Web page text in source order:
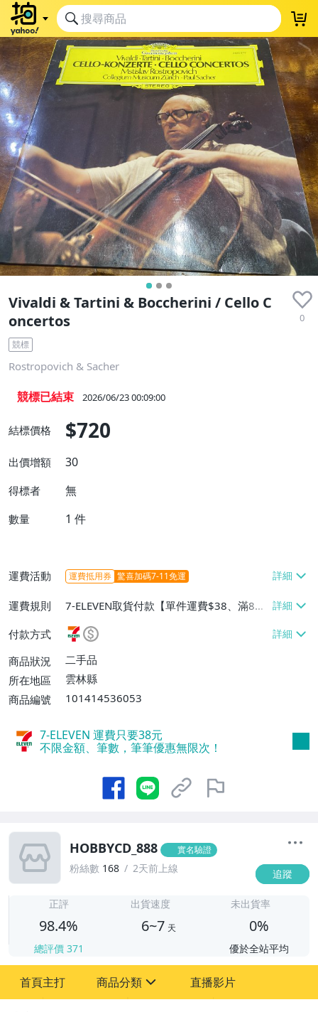
Vivaldi & Tartini & Boccherini / Cello C
oncertos
0
競標
Rostropovich & Sacher
競標已結束 2026/06/23 00:09:00
結標價格 $720
出價增額 30
得標者 無
數量 1 件
運費活動 運費抵用券 驚喜加碼7-11免運
運費規則
7-ELEVEN取貨付款【單件運費$38、滿8件
或消費滿$5000免運費】、宅配/貨運【單
件運費$160、滿8件或消費滿$5000免運
費】、郵局掛號【單件運費$80、滿8件或
消費滿$5000免運費】
付款方式
商品狀況
二手品
所在地區
雲林縣
商品編號
101414536053
7-ELEVEN 運費只要38元
不限金額、筆數，筆筆優惠無限次！
HOBBYCD_888 實名驗證
粉絲數 168 2天前上線 追蹤
正評
98.4%
總評價 371
出貨速度
6~7 天
未出貨率
0%
優於全站平均
首頁主打 商品分類 直播影片